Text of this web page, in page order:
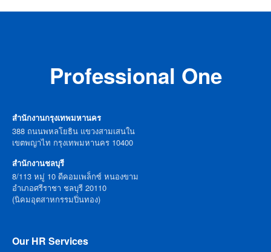
Professional One
สำนักงานกรุงเทพมหานคร
388 ถนนพหลโยธิน แขวงสามเสนใน
เขตพญาไท กรุงเทพมหานคร 10400
สำนักงานชลบุรี
8/113 หมู่ 10 ดีคอมเพล็กซ์ หนองขาม
อำเภอศรีราชา ชลบุรี 20110
(นิคมอุตสาหกรรมปิ่นทอง)
Our HR Services